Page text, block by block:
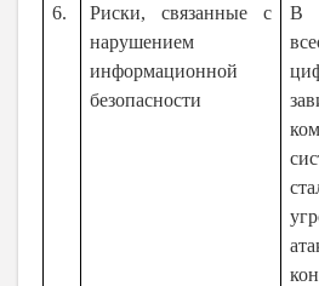
6.
Риски, связанные с
нарушением
информационной
безопасности
В